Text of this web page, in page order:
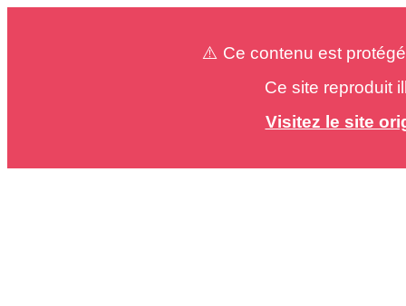
⚠️ Ce contenu est
Ce site reproduit
Visitez le site